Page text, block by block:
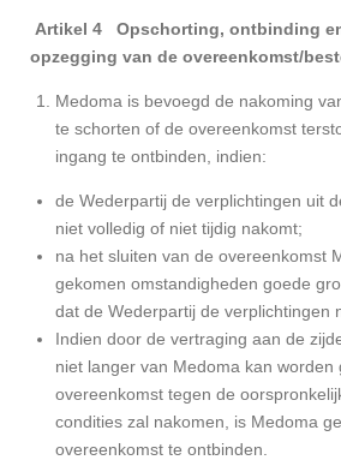
Artikel 4 Opschorting, ontbinding
opzegging van de overeenkomst/
Medoma is bevoegd de nakoming
te schorten of de overeenkomst
ingang te ontbinden, indien:
de Wederpartij de verplichtingen uit
niet volledig of niet tijdig nakomt;
na het sluiten van de overeenkomst
gekomen omstandigheden goede
dat de Wederpartij de verplichtingen
Indien door de vertraging aan de
niet langer van Medoma kan worden
overeenkomst tegen de
condities zal nakomen, is Medoma
overeenkomst te ontbinden.